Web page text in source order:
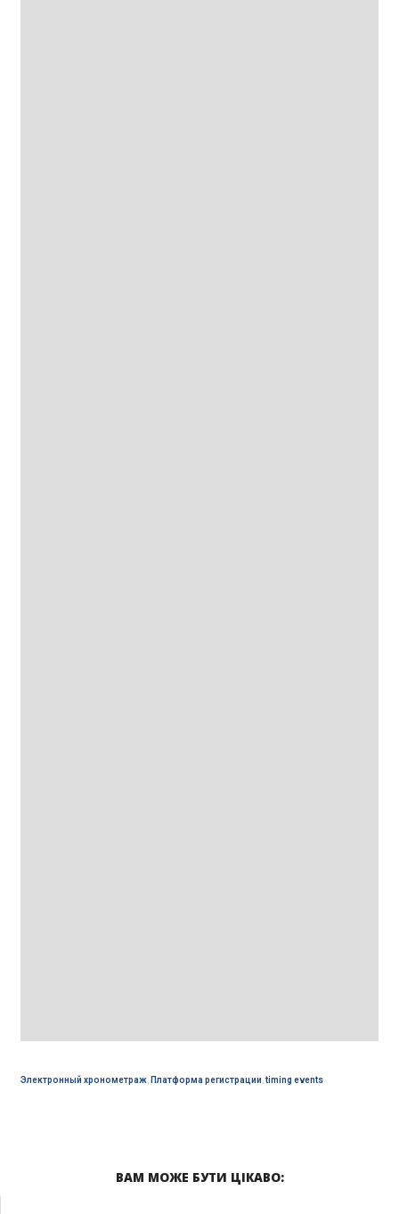
Электронный хронометраж, Платформа регистрации,timing events
ВАМ МОЖЕ БУТИ ЦІКАВО: